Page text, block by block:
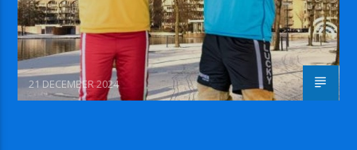
21 DECEMBER 2024